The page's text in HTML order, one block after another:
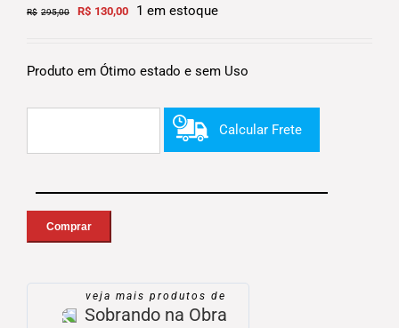
R$ 295,00
Original
R$295,00.
R$ 130,00Current
R$130,00.
1 em estoque
Produto em Ótimo estado e sem Uso
Calcular Frete
24
pol
-
Comprar
veja mais produtos de
Sobrando na Obra